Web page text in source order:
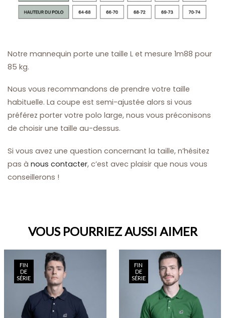
Notre mannequin porte une taille L et mesure 1m88 pour
85 kg.
Nous vous recommandons de prendre votre taille
habituelle. La coupe est semi-ajustée alors si vous
préférez porter votre polo large, nous vous préconisons
de choisir une taille au-dessus.
Si vous avez une question concernant la taille, n’hésitez
pas à nous contacter, c’est avec plaisir que nous vous
conseillerons !
VOUS POURRIEZ AUSSI AIMER
FIN
DE
SÉRIE
FIN
DE
SÉRIE